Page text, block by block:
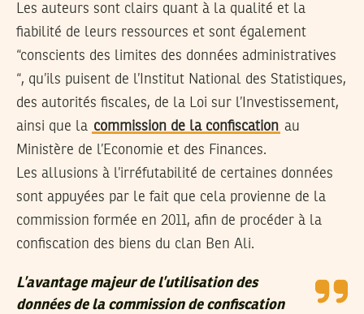
Les auteurs sont clairs quant à la qualité et la
fiabilité de leurs ressources et sont également
“conscients des limites des données administratives
“, qu’ils puisent de l’Institut National des Statistiques,
des autorités fiscales, de la Loi sur l’Investissement,
ainsi que la commission de la confiscation au
Ministère de l’Economie et des Finances.
Les allusions à l’irréfutabilité de certaines données
sont appuyées par le fait que cela provienne de la
commission formée en 2011, afin de procéder à la
confiscation des biens du clan Ben Ali.
L’avantage majeur de l’utilisation des
données de la commission de confiscation